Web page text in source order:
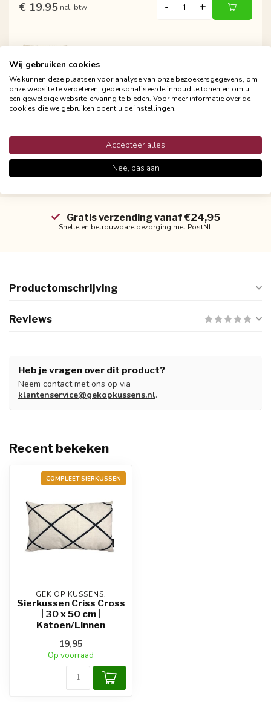
€ 19.95Incl. btw - +
Sierkussen Nordic Prism | 45 x 45 cm |
Katoen/Linnen
€ 19.95 Incl. btw - +
Gratis verzending vanaf €24,95
Snelle en betrouwbare bezorging met PostNL
Productomschrijving
Reviews
Heb je vragen over dit product?
Neem contact met ons op via
klantenservice@gekopkussens.nl.
Recent bekeken
COMPLEET SIERKUSSEN
GEK OP KUSSENS!
Sierkussen Criss Cross
| 30 x 50 cm |
Katoen/Linnen
19,95
Op voorraad
Wij gebruiken cookies
We kunnen deze plaatsen voor analyse van onze bezoekersgegevens, om
onze website te verbeteren, gepersonaliseerde inhoud te tonen en om u
een geweldige website-ervaring te bieden. Voor meer informatie over de
cookies die we gebruiken opent u de instellingen.
Accepteer alles
Nee, pas aan